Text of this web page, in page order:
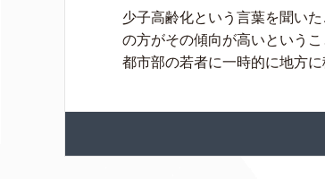
少子高齢化という言葉を聞い
の方がその傾向が高いという
都市部の若者に一時的に地方